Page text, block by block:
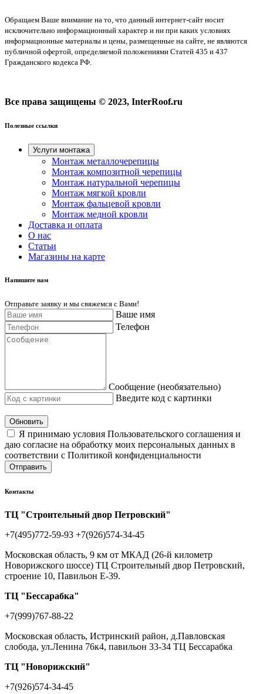
Обращаем Ваше внимание на то, что данный интернет-сайт носит
исключительно информационный характер и ни при каких условиях
информационные материалы и цены, размещенные на сайте, не являются
публичной офертой, определяемой положениями Статей 435 и 437
Гражданского кодекса РФ.
Все права защищены © 2023, InterRoof.ru
Полезные ссылки
Услуги монтажа
Монтаж металлочерепицы
Монтаж композитной черепицы
Монтаж натуральной черепицы
Монтаж мягкой кровли
Монтаж фальцевой кровли
Монтаж медной кровли
Доставка и оплата
О нас
Cтатьи
Магазины на карте
Напишите нам
Отправьте заявку и мы свяжемся с Вами!
Ваше имя
Телефон
Сообщение (необязательно)
Введите код с картинки
Обновить
Я принимаю условия Пользовательского соглашения и
даю согласие на обработку моих персональных данных в
соответствии с Политикой конфиденциальности
Отправить
Контакты
ТЦ "Строительный двор Петровский"
+7(495)772-59-93 +7(926)574-34-45
Московская область, 9 км от МКАД (26-й километр
Новорижского шоссе) ТЦ Строительный двор Петровский,
строение 10, Павильон Е-39.
ТЦ "Бессарабка"
+7(999)767-88-22
Московская область, Истринский район, д.Павловская
слобода, ул.Ленина 76к4, павильон 33-34 ТЦ Бессарабка
ТЦ "Новорижский"
+7(926)574-34-45